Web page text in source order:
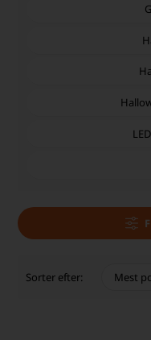
Sorter efter: